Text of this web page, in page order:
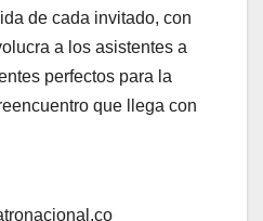
de cada invitado, con
a los asistentes a
perfectos para la
que llega con